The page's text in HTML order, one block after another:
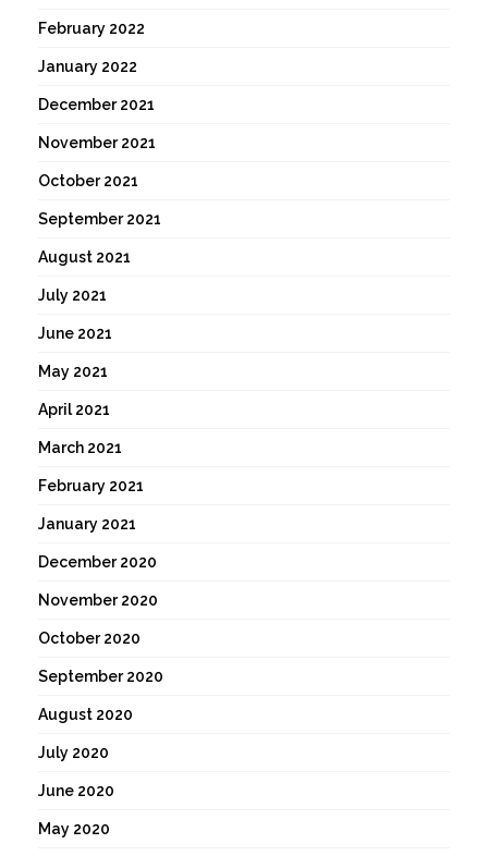
February 2022
January 2022
December 2021
November 2021
October 2021
September 2021
August 2021
July 2021
June 2021
May 2021
April 2021
March 2021
February 2021
January 2021
December 2020
November 2020
October 2020
September 2020
August 2020
July 2020
June 2020
May 2020